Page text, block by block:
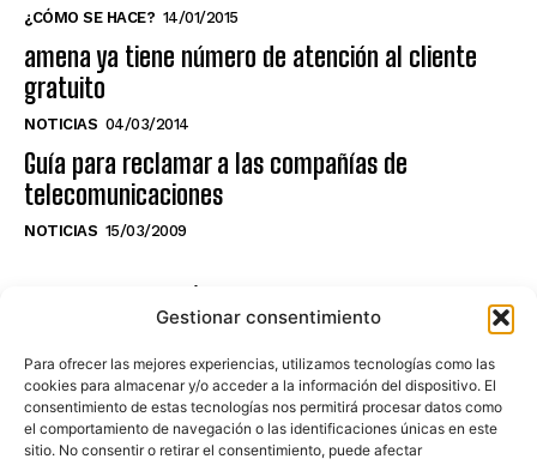
Gestionar consentimiento
Para ofrecer las mejores experiencias, utilizamos tecnologías como las
cookies para almacenar y/o acceder a la información del dispositivo. El
consentimiento de estas tecnologías nos permitirá procesar datos como
el comportamiento de navegación o las identificaciones únicas en este
sitio. No consentir o retirar el consentimiento, puede afectar
¿CÓMO SE HACE? 14/01/2015
amena ya tiene número de atención al cliente
gratuito
NOTICIAS 04/03/2014
Guía para reclamar a las compañías de
telecomunicaciones
NOTICIAS 15/03/2009
NO TE PIERDAS LO ÚLTIMO DEL CANAL
Haz clic en «Estoy de acuerdo» para
activar Youtube